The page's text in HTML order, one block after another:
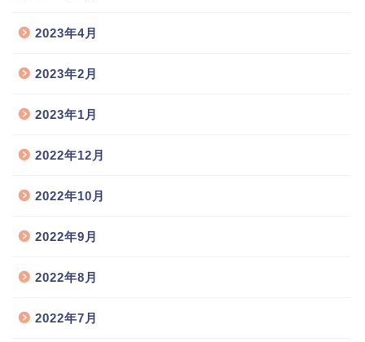
2023年4月
2023年2月
2023年1月
2022年12月
2022年10月
2022年9月
2022年8月
2022年7月